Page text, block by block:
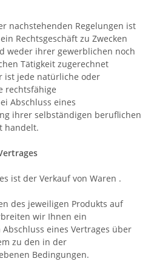
nachstehenden Regelungen ist
Rechtsgeschäft zu Zwecken
weder ihrer gewerblichen noch
Tätigkeit zugerechnet
ist jede natürliche oder
rechtsfähige
Abschluss eines
ihrer selbständigen beruflichen
handelt.
ist der Verkauf von Waren .
des jeweiligen Produkts auf
wir Ihnen ein
eines Vertrages über
zu den in der
Bedingungen.